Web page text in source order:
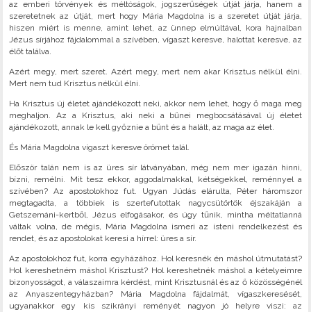
az emberi törvények és méltóságok, jogszerűségek útját járja, hanem a
szeretetnek az útját, mert hogy Mária Magdolna is a szeretet útját járja,
hiszen miért is menne, amint lehet, az ünnep elmúltával, kora hajnalban
Jézus sírjához fájdalommal a szívében, vígaszt keresve, halottat keresve, az
élőt találva.
Azért megy, mert szeret. Azért megy, mert nem akar Krisztus nélkül élni.
Mert nem tud Krisztus nélkül élni.
Ha Krisztus új életet ajándékozott neki, akkor nem lehet, hogy ő maga meg
meghaljon. Az a Krisztus, aki neki a bűnei megbocsátásával új életet
ajándékozott, annak le kell győznie a bűnt és a halált, az maga az élet.
És Mária Magdolna vígaszt keresve örömet talál.
Először talán nem is az üres sír látványában, még nem mer igazán hinni,
bízni, remélni. Mit tesz ekkor, aggodalmakkal, kétségekkel, reménnyel a
szívében? Az apostolokhoz fut. Ugyan Júdás elárulta, Péter háromszor
megtagadta, a többiek is szertefutottak nagycsütörtök éjszakáján a
Getszemáni-kertből, Jézus elfogásakor, és úgy tűnik, mintha méltatlanná
váltak volna, de mégis, Mária Magdolna ismeri az isteni rendelkezést és
rendet, és az apostolokat keresi a hírrel: üres a sír.
Az apostolokhoz fut, korra egyházához. Hol keresnék én máshol útmutatást?
Hol kereshetném máshol Krisztust? Hol kereshetnék máshol a kételyeimre
bizonyosságot, a válaszaimra kérdést, mint Krisztusnál és az ő közösségénél
az Anyaszentegyházban? Mária Magdolna fájdalmát, vígaszkeresését,
ugyanakkor egy kis szikrányi reményét nagyon jó helyre viszi: az